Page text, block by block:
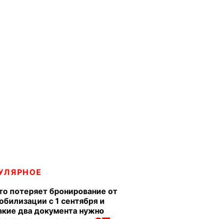
потеряет бронирование от
с 1 сентября и
два документа нужно